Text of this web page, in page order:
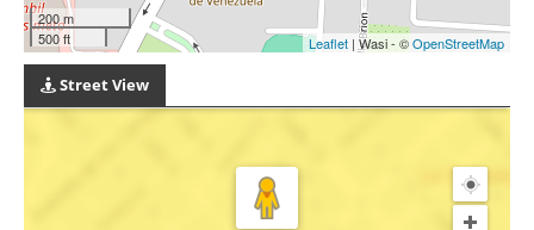
200 m
500 ft
Leaflet | Wasi - ©OpenStreetMap
Street View